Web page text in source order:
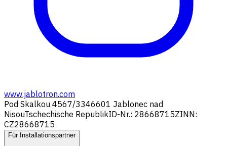
www.jablotron.com
Pod Skalkou 4567/3346601 Jablonec nad
NisouTschechische RepublikID-Nr.: 28668715ZINN:
CZ28668715
Für Installationspartner